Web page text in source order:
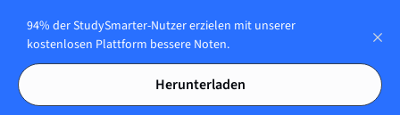
Semideponentien Latein
Dativ
Infinitiv
94% der StudySmarter-Nutzer erzielen mit unserer
kostenlosen Plattform bessere Noten.
Herunterladen